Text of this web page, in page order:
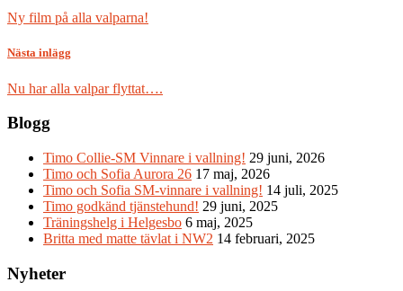
Ny film på alla valparna!
Nästa inlägg
Nu har alla valpar flyttat….
Blogg
Timo Collie-SM Vinnare i vallning! 29 juni, 2026
Timo och Sofia Aurora 26 17 maj, 2026
Timo och Sofia SM-vinnare i vallning! 14 juli, 2025
Timo godkänd tjänstehund! 29 juni, 2025
Träningshelg i Helgesbo 6 maj, 2025
Britta med matte tävlat i NW2 14 februari, 2025
Nyheter